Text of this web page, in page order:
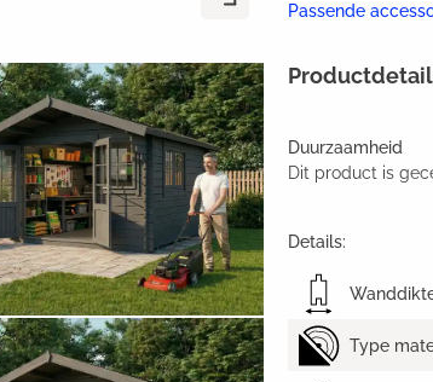
Passende
Duurzaamheid
Dit product is
Details:
Type